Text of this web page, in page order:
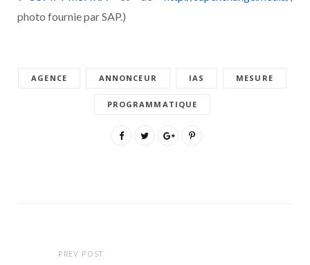
photo fournie par SAP.)
AGENCE ANNONCEUR IAS MESURE
PROGRAMMATIQUE
PREV POST